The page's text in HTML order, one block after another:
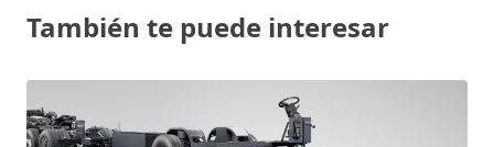
También te puede interesar